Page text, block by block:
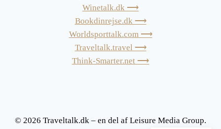
Winetalk.dk ⟶
Bookdinrejse.dk ⟶
Worldsporttalk.com ⟶
Traveltalk.travel ⟶
Think-Smarter.net ⟶
© 2026 Traveltalk.dk – en del af Leisure Media Group.